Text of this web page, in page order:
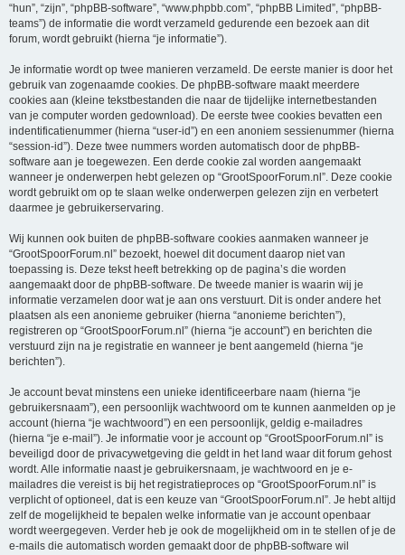
“hun”, “zijn”, “phpBB-software”, “www.phpbb.com”, “phpBB Limited”, “phpBB-
teams”) de informatie die wordt verzameld gedurende een bezoek aan dit
forum, wordt gebruikt (hierna “je informatie”).
Je informatie wordt op twee manieren verzameld. De eerste manier is door het
gebruik van zogenaamde cookies. De phpBB-software maakt meerdere
cookies aan (kleine tekstbestanden die naar de tijdelijke internetbestanden
van je computer worden gedownload). De eerste twee cookies bevatten een
indentificatienummer (hierna “user-id”) en een anoniem sessienummer (hierna
“session-id”). Deze twee nummers worden automatisch door de phpBB-
software aan je toegewezen. Een derde cookie zal worden aangemaakt
wanneer je onderwerpen hebt gelezen op “GrootSpoorForum.nl”. Deze cookie
wordt gebruikt om op te slaan welke onderwerpen gelezen zijn en verbetert
daarmee je gebruikerservaring.
Wij kunnen ook buiten de phpBB-software cookies aanmaken wanneer je
“GrootSpoorForum.nl” bezoekt, hoewel dit document daarop niet van
toepassing is. Deze tekst heeft betrekking op de pagina’s die worden
aangemaakt door de phpBB-software. De tweede manier is waarin wij je
informatie verzamelen door wat je aan ons verstuurt. Dit is onder andere het
plaatsen als een anonieme gebruiker (hierna “anonieme berichten”),
registreren op “GrootSpoorForum.nl” (hierna “je account”) en berichten die
verstuurd zijn na je registratie en wanneer je bent aangemeld (hierna “je
berichten”).
Je account bevat minstens een unieke identificeerbare naam (hierna “je
gebruikersnaam”), een persoonlijk wachtwoord om te kunnen aanmelden op je
account (hierna “je wachtwoord”) en een persoonlijk, geldig e-mailadres
(hierna “je e-mail”). Je informatie voor je account op “GrootSpoorForum.nl” is
beveiligd door de privacywetgeving die geldt in het land waar dit forum gehost
wordt. Alle informatie naast je gebruikersnaam, je wachtwoord en je e-
mailadres die vereist is bij het registratieproces op “GrootSpoorForum.nl” is
verplicht of optioneel, dat is een keuze van “GrootSpoorForum.nl”. Je hebt altijd
zelf de mogelijkheid te bepalen welke informatie van je account openbaar
wordt weergegeven. Verder heb je ook de mogelijkheid om in te stellen of je de
e-mails die automatisch worden gemaakt door de phpBB-software wil